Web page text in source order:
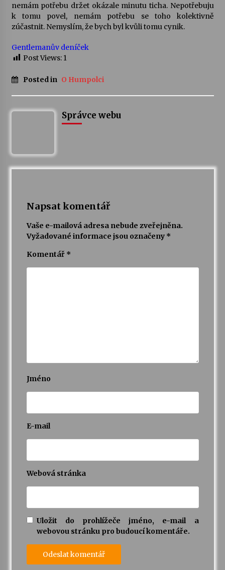
Varhanní recitál Michala Novenka v Klášteře
3. 7. 2026
30. 6. 2026
nemám potřebu držet okázale minutu ticha. Nepotřebuju
k tomu povel, nemám potřebu se toho kolektivně
zúčastnit. Nemyslím, že bych byl kvůli tomu cynik.
Gentlemanův deníček
Post Views: 1
Posted in O Humpolci
Správce webu
Napsat komentář
Vaše e-mailová adresa nebude zveřejněna.
Vyžadované informace jsou označeny *
Komentář *
Jméno
E-mail
Webová stránka
Uložit do prohlížeče jméno, e-mail a
webovou stránku pro budoucí komentáře.